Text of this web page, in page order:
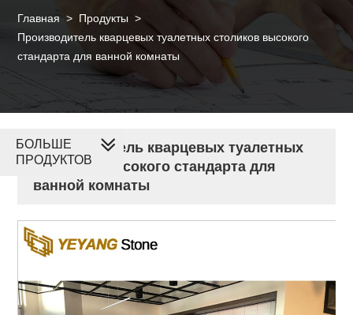
Главная > Продукты >
Производитель кварцевых туалетных столиков высокого
стандарта для ванной комнаты
Производитель кварцевых туалетных
столиков высокого стандарта для
ванной комнаты
БОЛЬШЕ
ПРОДУКТОВ